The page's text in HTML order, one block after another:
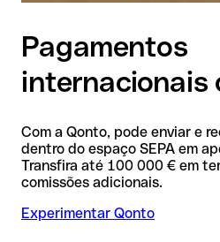
Pagamentos
internacionais
Com a Qonto, pode enviar e
dentro do espaço SEPA em
Transfira até 100 000 € em
comissões adicionais.
Experimentar Qonto